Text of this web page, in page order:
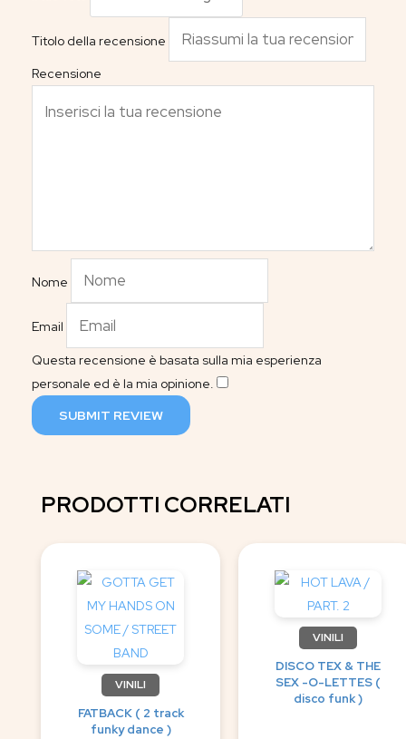
Titolo della recensione
Recensione
Nome
Email
Questa recensione è basata sulla mia esperienza
personale ed è la mia opinione.
SUBMIT REVIEW
PRODOTTI CORRELATI
VINILI
FATBACK ( 2 track
funky dance )
VINILI
DISCO TEX & THE
SEX -O-LETTES (
disco funk )